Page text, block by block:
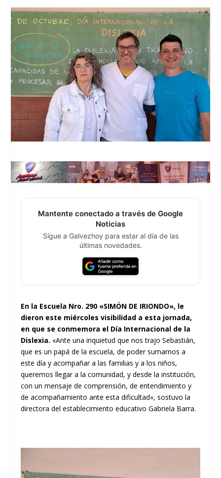
Mantente conectado a través de Google
Noticias
Sígue a Galvezhoy para estar al día de las
últimas novedades.
En la Escuela Nro. 290 «SIMÓN DE IRIONDO», le
dieron este miércoles visibilidad a esta jornada,
en que se conmemora el Día Internacional de la
Dislexia. «Ante una inquietud que nos trajo Sebastián,
que es un papá de la escuela, de poder sumarnos a
este día y acompañar a las familias y a los niños,
queremos llegar a la comunidad, y desde la institución,
con un mensaje de comprensión, de entendimiento y
de acompañamiento ante esta dificultad», sostuvo la
directora del establecimiento educativo Gabriela Barra.